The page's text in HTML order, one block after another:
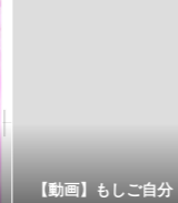
オストメイトは着物